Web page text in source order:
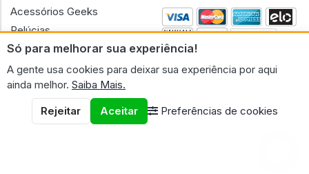
Só para melhorar sua experiência!
A gente usa cookies para deixar sua experiência por aqui
ainda melhor. Saiba Mais.
Rejeitar
Aceitar Preferências de cookies
Acessórios Geeks
Pelúcias
Bonecas